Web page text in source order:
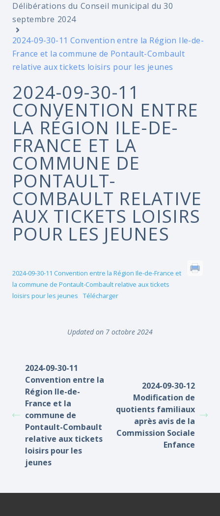
Délibérations du Conseil municipal du 30
septembre 2024
2024-09-30-11 Convention entre la Région Ile-de-
France et la commune de Pontault-Combault
relative aux tickets loisirs pour les jeunes
2024-09-30-11
CONVENTION ENTRE
LA RÉGION ILE-DE-
FRANCE ET LA
COMMUNE DE
PONTAULT-
COMBAULT RELATIVE
AUX TICKETS LOISIRS
POUR LES JEUNES
2024-09-30-11 Convention entre la Région Ile-de-France et
la commune de Pontault-Combault relative aux tickets
loisirs pour les jeunes
Télécharger
Updated on 7 octobre 2024
2024-09-30-11
Convention entre la
Région Ile-de-
France et la
commune de
Pontault-Combault
relative aux tickets
loisirs pour les
jeunes
2024-09-30-12
Modification de
quotients familiaux
après avis de la
Commission Sociale
Enfance